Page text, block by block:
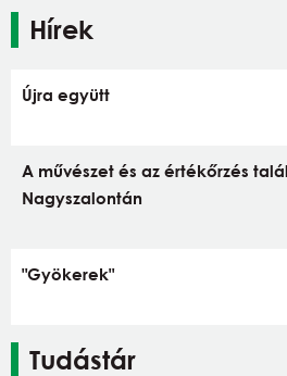
Hírek
Újra együtt
A művészet és az értékőrzés
Nagyszalontán
"Gyökerek"
Tudástár